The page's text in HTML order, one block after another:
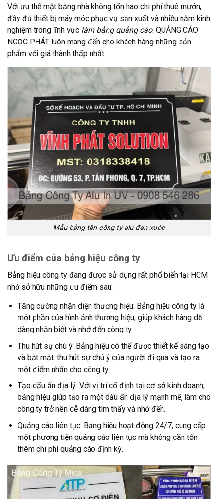
Với ưu thế mặt bằng nhà không tốn hao chi phí thuê mướn,
đầy đủ thiết bị máy móc phục vụ sản xuất và nhiều năm kinh
nghiệm trong lĩnh vực làm bảng quảng cáo. QUẢNG CÁO
NGỌC PHÁT luôn mang đến cho khách hàng những sản
phẩm với giá thành thấp nhất.
Mẫu bảng tên công ty alu đen xước
Ưu điểm của bảng hiệu công ty
Bảng hiệu công ty đang được sử dụng rất phổ biến tại HCM
nhờ sở hữu những ưu điểm sau:
Tăng cường nhận diện thương hiệu: Bảng hiệu công ty là
một phần của hình ảnh thương hiệu, giúp khách hàng dễ
dàng nhận biết và nhớ đến công ty.
Thu hút sự chú ý: Bảng hiệu có thể được thiết kế sáng tạo
và bắt mắt, thu hút sự chú ý của người đi qua và tạo ra
một điểm nhấn cho công ty.
Tạo dấu ấn địa lý: Với vị trí cố định tại cơ sở kinh doanh,
bảng hiệu giúp tạo ra một dấu ấn địa lý mạnh mẽ, làm cho
công ty trở nên dễ dàng tìm thấy và nhớ đến.
Quảng cáo liên tục: Bảng hiệu hoạt động 24/7, cung cấp
một phương tiện quảng cáo liên tục mà không cần tốn
thêm chi phí quảng cáo định kỳ.